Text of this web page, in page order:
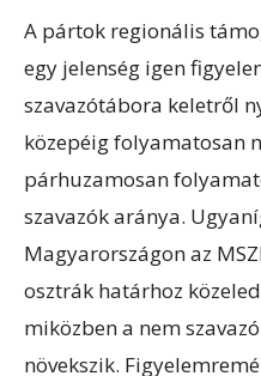
A pártok regionális
egy jelenség igen
szavazótábora keletről
közepéig folyamatosan
párhuzamosan
szavazók aránya.
Magyarországon az
osztrák határhoz
miközben a nem
növekszik.